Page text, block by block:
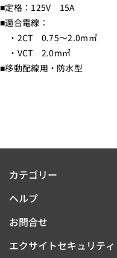
H
_
0
3
E
P
A
エ
1
0
E
エ
■定格：125V 15A
■適合電線：
・2CT 0.75～2.0m㎡
・VCT 2.0m㎡
■移動配線用・防水型
カテゴリー
照明
金庫
センサー・カメラ
ヘルプ
支払方法
配送と返品
お問合せ
FAX : 075-585-8788
エクサイトセキュリティ